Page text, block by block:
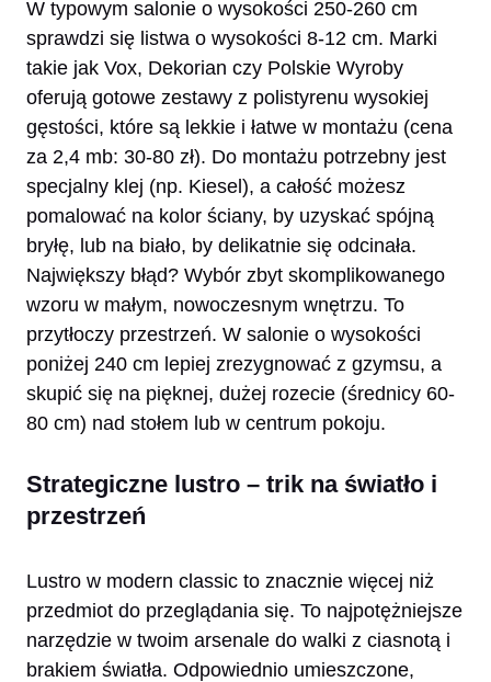
W typowym salonie o wysokości 250-260 cm
sprawdzi się listwa o wysokości 8-12 cm. Marki
takie jak Vox, Dekorian czy Polskie Wyroby
oferują gotowe zestawy z polistyrenu wysokiej
gęstości, które są lekkie i łatwe w montażu (cena
za 2,4 mb: 30-80 zł). Do montażu potrzebny jest
specjalny klej (np. Kiesel), a całość możesz
pomalować na kolor ściany, by uzyskać spójną
bryłę, lub na biało, by delikatnie się odcinała.
Największy błąd? Wybór zbyt skomplikowanego
wzoru w małym, nowoczesnym wnętrzu. To
przytłoczy przestrzeń. W salonie o wysokości
poniżej 240 cm lepiej zrezygnować z gzymsu, a
skupić się na pięknej, dużej rozecie (średnicy 60-
80 cm) nad stołem lub w centrum pokoju.
Strategiczne lustro – trik na światło i
przestrzeń
Lustro w modern classic to znacznie więcej niż
przedmiot do przeglądania się. To najpotężniejsze
narzędzie w twoim arsenale do walki z ciasnotą i
brakiem światła. Odpowiednio umieszczone,